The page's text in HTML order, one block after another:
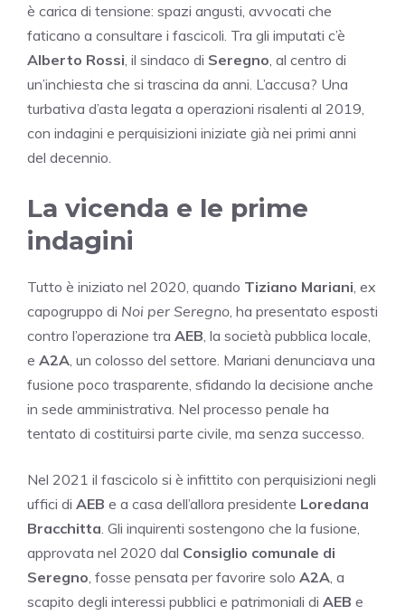
è carica di tensione: spazi angusti, avvocati che
faticano a consultare i fascicoli. Tra gli imputati c’è
Alberto Rossi , il sindaco di Seregno , al centro di
un’inchiesta che si trascina da anni. L’accusa? Una
turbativa d’asta legata a operazioni risalenti al 2019,
con indagini e perquisizioni iniziate già nei primi anni
del decennio.
La vicenda e le prime
indagini
Tutto è iniziato nel 2020, quando Tiziano Mariani , ex
capogruppo di Noi per Seregno , ha presentato esposti
contro l’operazione tra AEB , la società pubblica locale,
e A2A , un colosso del settore. Mariani denunciava una
fusione poco trasparente, sfidando la decisione anche
in sede amministrativa. Nel processo penale ha
tentato di costituirsi parte civile, ma senza successo.
Nel 2021 il fascicolo si è infittito con perquisizioni negli
uffici di AEB e a casa dell’allora presidente Loredana
Bracchitta . Gli inquirenti sostengono che la fusione,
approvata nel 2020 dal Consiglio comunale di
Seregno , fosse pensata per favorire solo A2A , a
scapito degli interessi pubblici e patrimoniali di AEB e